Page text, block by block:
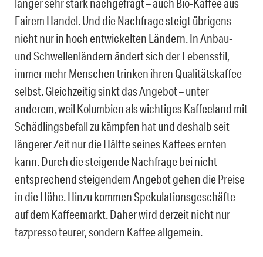
länger sehr stark nachgefragt – auch Bio-Kaffee aus
Fairem Handel. Und die Nachfrage steigt übrigens
nicht nur in hoch entwickelten Ländern. In Anbau-
und Schwellenländern ändert sich der Lebensstil,
immer mehr Menschen trinken ihren Qualitätskaffee
selbst. Gleichzeitig sinkt das Angebot – unter
anderem, weil Kolumbien als wichtiges Kaffeeland mit
Schädlingsbefall zu kämpfen hat und deshalb seit
längerer Zeit nur die Hälfte seines Kaffees ernten
kann. Durch die steigende Nachfrage bei nicht
entsprechend steigendem Angebot gehen die Preise
in die Höhe. Hinzu kommen Spekulationsgeschäfte
auf dem Kaffeemarkt. Daher wird derzeit nicht nur
tazpresso teurer, sondern Kaffee allgemein.